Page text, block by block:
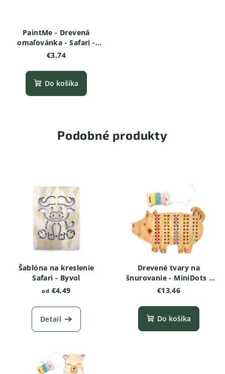
PaintMe - Drevená
omaľovánka - Safari -
Hroch
€3,74
Do košíka
Podobné produkty
Šablóna na kreslenie
Safari - Byvol
od €4,49
Detail
Drevené tvary na
šnurovanie - MiniDots -
Prasiatko
€13,46
Do košíka